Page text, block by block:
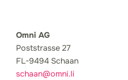
Omni AG
Poststrasse 27
FL-9494 Schaan
schaan@omni.li